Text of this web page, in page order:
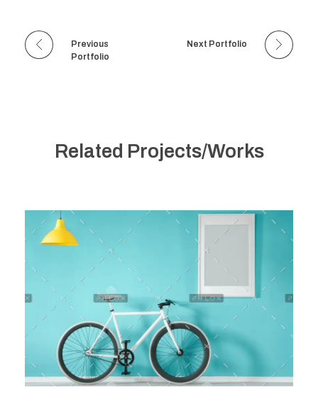
Previous
Portfolio
Next Portfolio
Related Projects/Works